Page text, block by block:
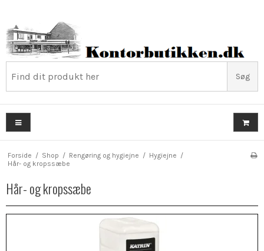
Søg
Forside / Shop / Rengøring og hygiejne / Hygiejne /
Hår- og kropssæbe
Hår- og kropssæbe